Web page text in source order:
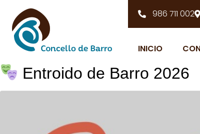
986 711 002
INICIO
Entroido de Barro 2026